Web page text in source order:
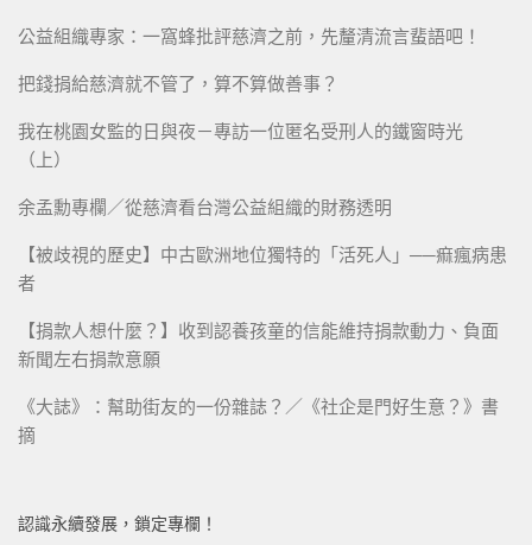
公益組織專家：一窩蜂批評慈濟之前，先釐清流言蜚語吧！
把錢捐給慈濟就不管了，算不算做善事？
我在桃園女監的日與夜－專訪一位匿名受刑人的鐵窗時光
（上）
余孟勳專欄／從慈濟看台灣公益組織的財務透明
【被歧視的歷史】中古歐洲地位獨特的「活死人」──痲瘋病患
者
【捐款人想什麼？】收到認養孩童的信能維持捐款動力、負面
新聞左右捐款意願
《大誌》：幫助街友的一份雜誌？／《社企是門好生意？》書
摘
認識永續發展，鎖定專欄！